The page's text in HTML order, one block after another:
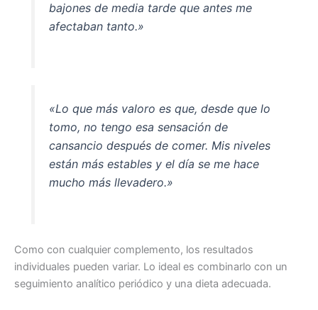
bajones de media tarde que antes me
afectaban tanto.»
«Lo que más valoro es que, desde que lo
tomo, no tengo esa sensación de
cansancio después de comer. Mis niveles
están más estables y el día se me hace
mucho más llevadero.»
Como con cualquier complemento, los resultados
individuales pueden variar. Lo ideal es combinarlo con un
seguimiento analítico periódico y una dieta adecuada.